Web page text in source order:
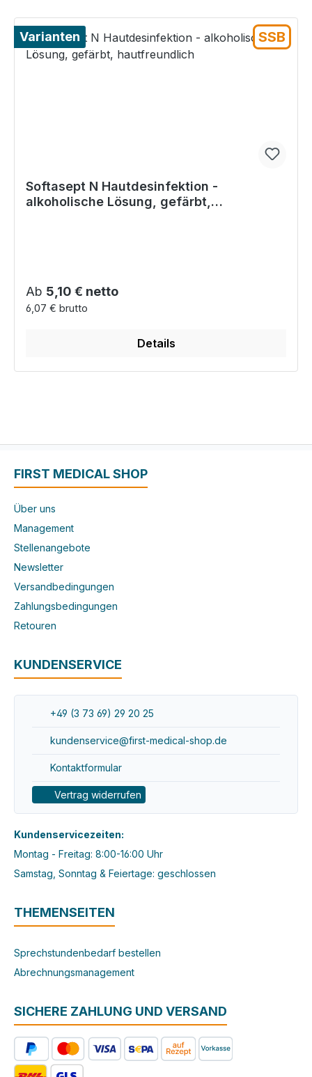
Varianten SSB
Softasept N Hautdesinfektion -
alkoholische Lösung, gefärbt,
Regulärer Preis:
Ab 5,10 € netto
6,07 € brutto
Details
FIRST MEDICAL SHOP
Über uns
Management
Stellenangebote
Newsletter
Versandbedingungen
Zahlungsbedingungen
Retouren
KUNDENSERVICE
+49 (3 73 69) 29 20 25
kundenservice@first-medical-shop.de
Kontaktformular
Vertrag widerrufen
Kundenservicezeiten:
Montag - Freitag: 8:00-16:00 Uhr
Samstag, Sonntag & Feiertage: geschlossen
THEMENSEITEN
Sprechstundenbedarf bestellen
Abrechnungsmanagement
SICHERE ZAHLUNG UND VERSAND